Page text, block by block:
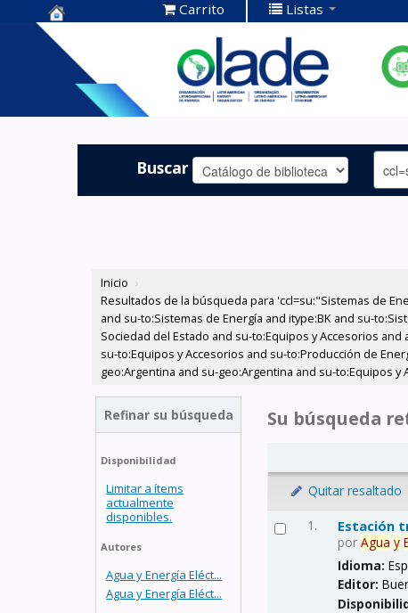
Centro de
Documentación
OLADE -
Carrito Listas
Buscar
Inicio ›
Resultados de la búsqueda para 'ccl=su:"Sistemas de
and su-to:Sistemas de Energía and itype:BK and su-
Sociedad del Estado and su-to:Equipos y Accesorios
su-to:Equipos y Accesorios and su-to:Producción de
geo:Argentina and su-geo:Argentina and su-to:Equipos
Refinar su búsqueda
Disponibilidad
Limitar a ítems
actualmente
disponibles.
Autores
Agua y Energía Eléct...
Agua y Energía Eléct...
Su búsqueda
Quitar resaltado
1. Estación
porAgua y
Idioma:
Editor: